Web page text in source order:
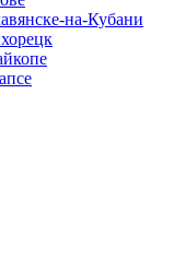
на-Кубани